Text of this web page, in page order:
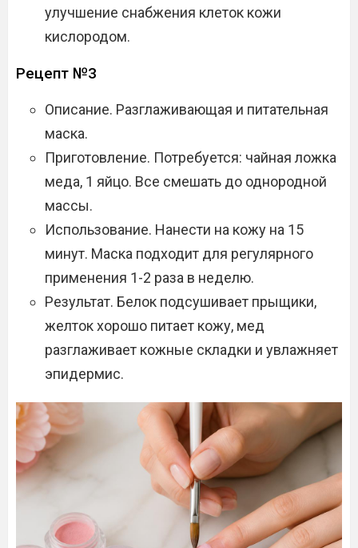
улучшение снабжения клеток кожи
кислородом.
Рецепт №3
Описание. Разглаживающая и питательная
маска.
Приготовление. Потребуется: чайная ложка
меда, 1 яйцо. Все смешать до однородной
массы.
Использование. Нанести на кожу на 15
минут. Маска подходит для регулярного
применения 1-2 раза в неделю.
Результат. Белок подсушивает прыщики,
желток хорошо питает кожу, мед
разглаживает кожные складки и увлажняет
эпидермис.